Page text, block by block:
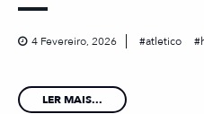
4 Fevereiro, 2026 atletico
LER MAIS...